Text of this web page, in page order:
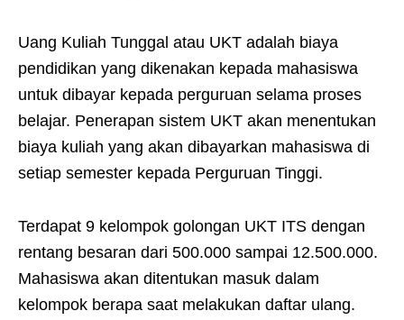
Uang Kuliah Tunggal atau UKT adalah biaya
pendidikan yang dikenakan kepada mahasiswa
untuk dibayar kepada perguruan selama proses
belajar. Penerapan sistem UKT akan menentukan
biaya kuliah yang akan dibayarkan mahasiswa di
setiap semester kepada Perguruan Tinggi.
Terdapat 9 kelompok golongan UKT ITS dengan
rentang besaran dari 500.000 sampai 12.500.000.
Mahasiswa akan ditentukan masuk dalam
kelompok berapa saat melakukan daftar ulang.